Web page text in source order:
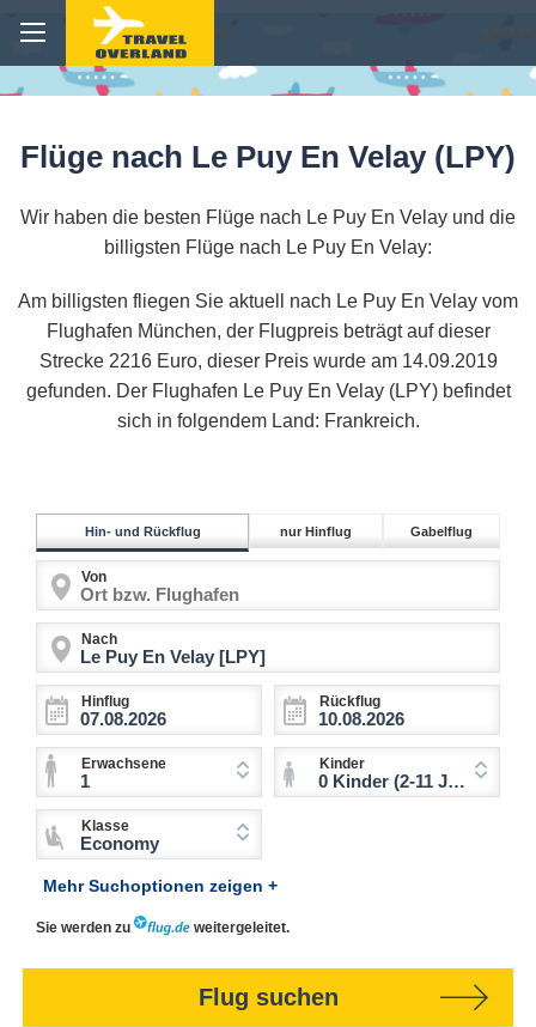
Flüge nach Le Puy En Velay (LPY)
Wir haben die besten Flüge nach Le Puy En Velay und die
billigsten Flüge nach Le Puy En Velay:
Am billigsten fliegen Sie aktuell nach Le Puy En Velay vom
Flughafen München, der Flugpreis beträgt auf dieser
Strecke 2216 Euro, dieser Preis wurde am 14.09.2019
gefunden. Der Flughafen Le Puy En Velay (LPY) befindet
sich in folgendem Land: Frankreich.
Hin- und Rückflug nur Hinflug Gabelflug
Von
Nach
Hinflug Rückflug
Erwachsene
1
Kinder
0 Kinder (2-11 Jahre)
Klasse
Economy
Mehr Suchoptionen zeigen +
Sie werden zu weitergeleitet.
Flug suchen